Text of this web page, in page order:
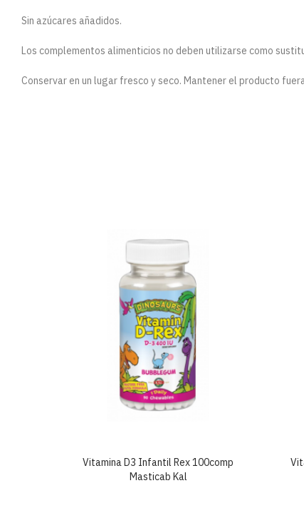
Sin azúcares añadidos.
Los complementos alimenticios no deben utilizarse como
Conservar en un lugar fresco y seco. Mantener el producto
Vitamina D3 Infantil Rex 100comp
Masticab Kal